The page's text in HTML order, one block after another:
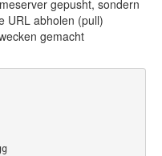
gepusht, sondern
URL abholen (pull)
gemacht